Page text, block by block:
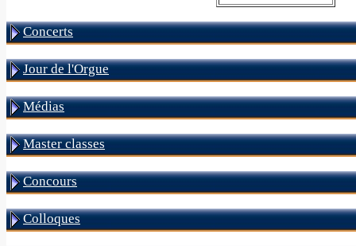
Concerts
Jour de l'Orgue
Médias
Master classes
Concours
Colloques